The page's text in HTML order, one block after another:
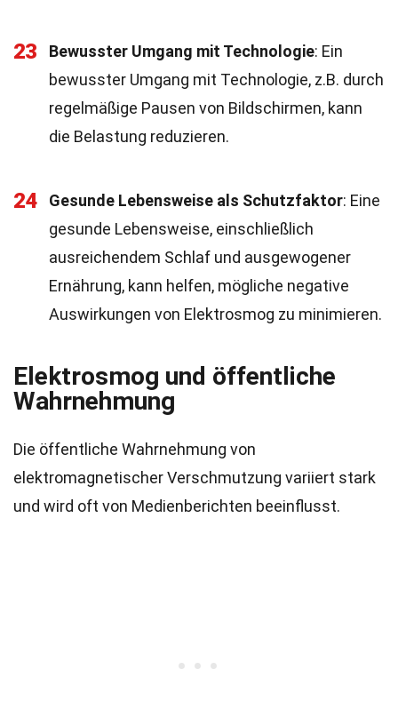
23 Bewusster Umgang mit Technologie: Ein
bewusster Umgang mit Technologie, z.B. durch
regelmäßige Pausen von Bildschirmen, kann
die Belastung reduzieren.
24 Gesunde Lebensweise als Schutzfaktor: Eine
gesunde Lebensweise, einschließlich
ausreichendem Schlaf und ausgewogener
Ernährung, kann helfen, mögliche negative
Auswirkungen von Elektrosmog zu minimieren.
Elektrosmog und öffentliche
Wahrnehmung
Die öffentliche Wahrnehmung von
elektromagnetischer Verschmutzung variiert stark
und wird oft von Medienberichten beeinflusst.